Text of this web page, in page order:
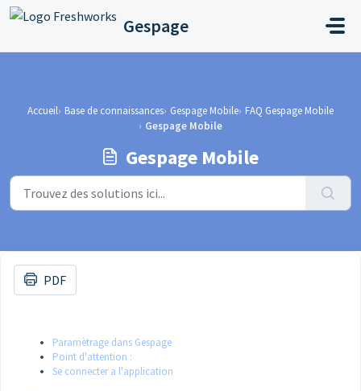
Passer au contenu principal
Gespage
Accueil Base de connaissances Gespage Mobile FAQ Gespage Mobile
Gespage Mobile
Gespage Mobile
PDF
Paramètrage dans Gespage
Point d'attention :
Se connecter a l'application